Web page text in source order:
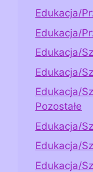
Edukacja/
Edukacja/
Edukacja/
Edukacja/
Edukacja/
Pozostałe
Edukacja/
Edukacja/
Edukacja/